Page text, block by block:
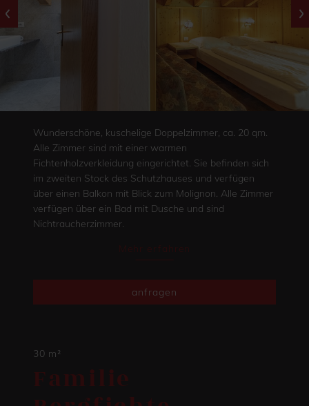
Wunderschöne, kuschelige Doppelzimmer, ca. 20 qm.
Alle Zimmer sind mit einer warmen
Fichtenholzverkleidung eingerichtet. Sie befinden sich
im zweiten Stock des Schutzhauses und verfügen
über einen Balkon mit Blick zum Molignon. Alle Zimmer
verfügen über ein Bad mit Dusche und sind
Nichtraucherzimmer.
Mehr erfahren
anfragen
30 m²
Familie